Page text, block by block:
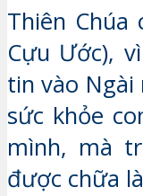
Thiên
Cựu Ước),
tin vào Ngài
sức khỏe
mình, mà
được chữa